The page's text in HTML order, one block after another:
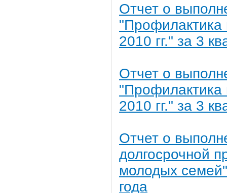
Отчет о
"Профилактика
2010 гг." за 3
Отчет о
"Профилактика
2010 гг." за 3
Отчет о
долгосрочной
молодых
года